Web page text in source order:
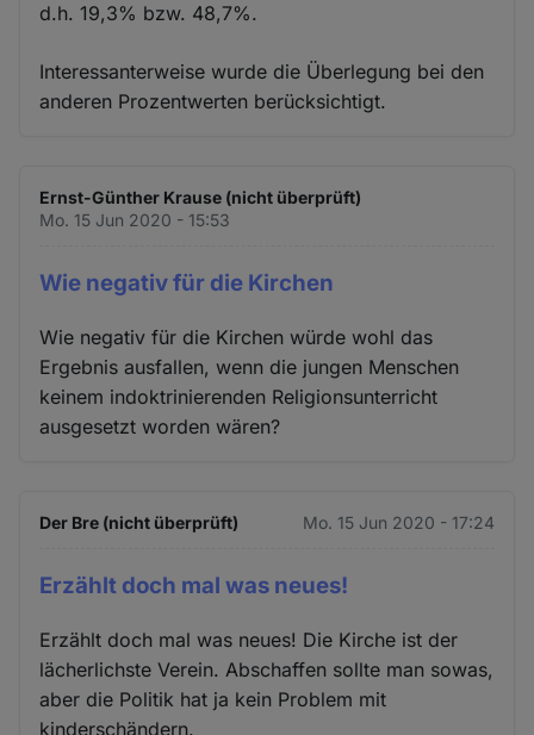
d.h. 19,3% bzw. 48,7%.
Interessanterweise wurde die Überlegung bei den
anderen Prozentwerten berücksichtigt.
Ernst-Günther Krause (nicht überprüft)
Mo. 15 Jun 2020 - 15:53
Wie negativ für die Kirchen
Wie negativ für die Kirchen würde wohl das
Ergebnis ausfallen, wenn die jungen Menschen
keinem indoktrinierenden Religionsunterricht
ausgesetzt worden wären?
Der Bre (nicht überprüft) Mo. 15 Jun 2020 - 17:24
Erzählt doch mal was neues!
Erzählt doch mal was neues! Die Kirche ist der
lächerlichste Verein. Abschaffen sollte man sowas,
aber die Politik hat ja kein Problem mit
kinderschändern.